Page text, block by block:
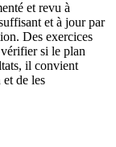
et revu à
et à jour par
Des exercices
si le plan
il convient
de les